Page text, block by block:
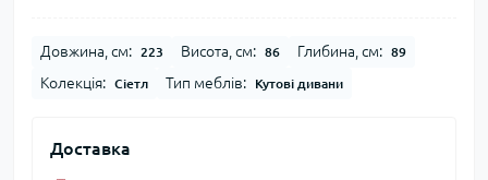
Довжина, см: 223 Висота, см: 86 Глибина, см: 89
Колекція: Сіетл Тип меблів: Кутові дивани
Доставка